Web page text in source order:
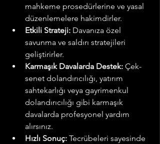
mahkeme prosedürlerine ve yasal
düzenlemelere hakimdirler.
Etkili Strateji: Davanıza özel
savunma ve saldırı stratejileri
geliştirirler.
Karmaşık Davalarda Destek: Çek-
senet dolandırıcılığı, yatırım
sahtekarlığı veya gayrimenkul
dolandırıcılığı gibi karmaşık
davalarda profesyonel yardım
alırsınız.
Hızlı Sonuç: Tecrübeleri sayesinde